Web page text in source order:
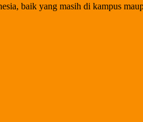
baik yang masih di kampus